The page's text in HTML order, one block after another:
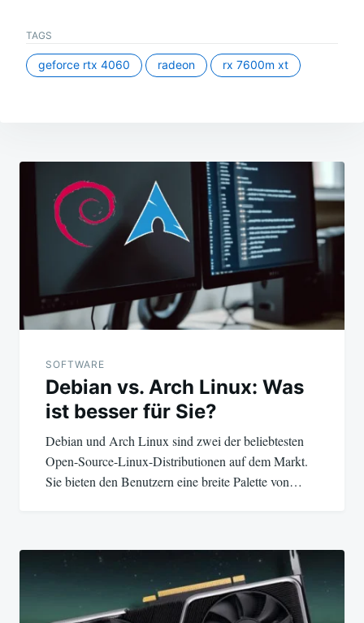
TAGS
geforce rtx 4060 radeon rx 7600m xt
Beitragsnavigation
SOFTWARE
Debian vs. Arch Linux: Was
ist besser für Sie?
Debian und Arch Linux sind zwei der beliebtesten
Open-Source-Linux-Distributionen auf dem Markt.
Sie bieten den Benutzern eine breite Palette von…